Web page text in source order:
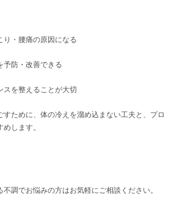
り・腰痛の原因になる
予防・改善できる
スを整えることが大切
すために、体の冷えを溜め込まない工夫と、プロ
します。
調でお悩みの方はお気軽にご相談ください。